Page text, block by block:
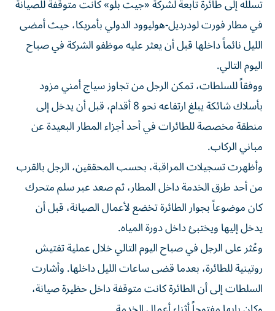
تسلله إلى طائرة تابعة لشركة «جيت بلو» كانت متوقفة للصيانة
في مطار فورت لودرديل-هوليوود الدولي بأمريكا، حيث أمضى
الليل نائماً داخلها قبل أن يعثر عليه موظفو الشركة في صباح
اليوم التالي.
ووفقاً للسلطات، تمكن الرجل من تجاوز سياج أمني مزود
بأسلاك شائكة يبلغ ارتفاعه نحو 8 أقدام، قبل أن يدخل إلى
منطقة مخصصة للطائرات في أحد أجزاء المطار البعيدة عن
مباني الركاب.
وأظهرت تسجيلات المراقبة، بحسب المحققين، الرجل بالقرب
من أحد طرق الخدمة داخل المطار، ثم صعد عبر سلم متحرك
كان موضوعاً بجوار الطائرة تخضع لأعمال الصيانة، قبل أن
يدخل إليها ويختبئ داخل دورة المياه.
وعُثر على الرجل في صباح اليوم التالي خلال عملية تفتيش
روتينية للطائرة، بعدما قضى ساعات الليل داخلها. وأشارت
السلطات إلى أن الطائرة كانت متوقفة داخل حظيرة صيانة،